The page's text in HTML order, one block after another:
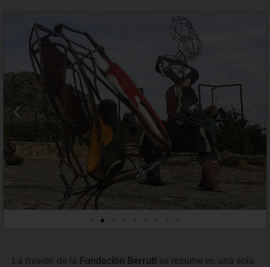
La misión de la Fundación Berruti se resume en una sola